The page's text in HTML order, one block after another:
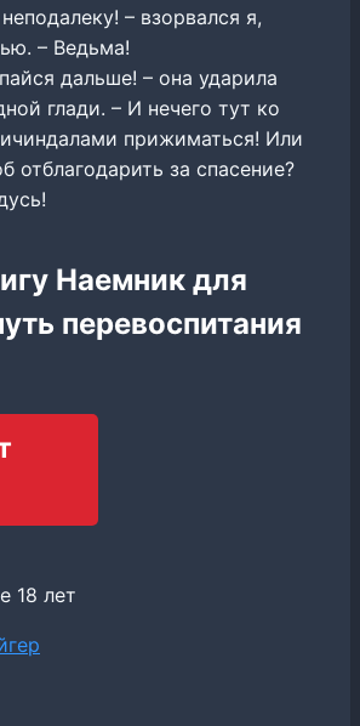
– взорвался я,
– Ведьма!
дальше! – она ударила
глади. – И нечего тут ко
прижиматься! Или
отблагодарить за спасение?
Наемник для
перевоспитания
18 лет